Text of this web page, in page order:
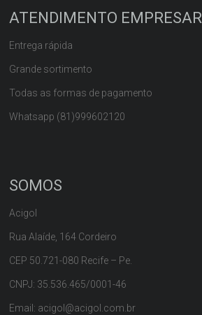
ATENDIMENTO
Entrega rápida
Grande sortimento
Todas as formas de pagamento
Whatsapp (81)999602120
SOMOS
Acigol
Rua Alaíde, 164 Cordeiro
CEP 50.721-080 Recife – Pe.
CNPJ: 35.536.465/0001-46
Email: acigol@acigol.com.br